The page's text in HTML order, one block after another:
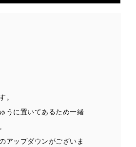
。
うに置いてあるため一緒
アップダウンがございま